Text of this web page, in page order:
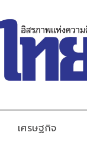
เศรษฐกิจ